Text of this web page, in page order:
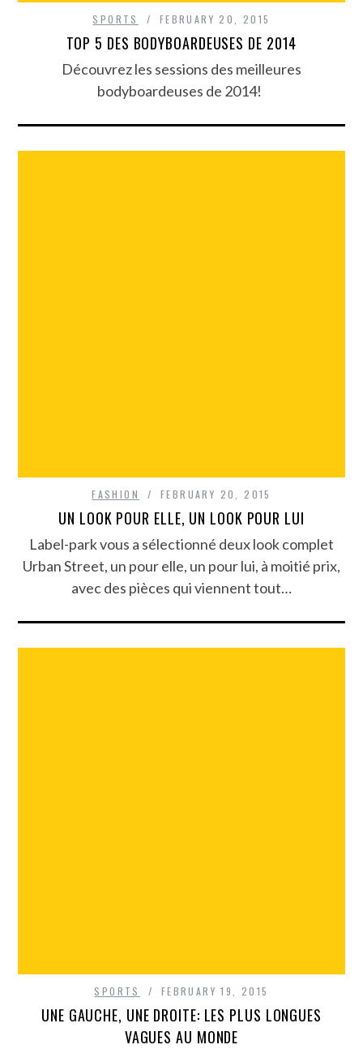
SPORTS FEBRUARY 20, 2015
TOP 5 DES BODYBOARDEUSES DE 2014
Découvrez les sessions des meilleures
bodyboardeuses de 2014!
FASHION FEBRUARY 20, 2015
UN LOOK POUR ELLE, UN LOOK POUR LUI
Label-park vous a sélectionné deux look complet
Urban Street, un pour elle, un pour lui, à moitié prix,
avec des pièces qui viennent tout…
SPORTS FEBRUARY 19, 2015
UNE GAUCHE, UNE DROITE: LES PLUS LONGUES
VAGUES AU MONDE